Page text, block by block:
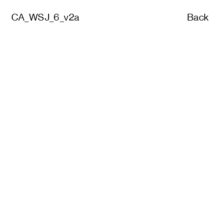
CA_WSJ_6_v2a Back